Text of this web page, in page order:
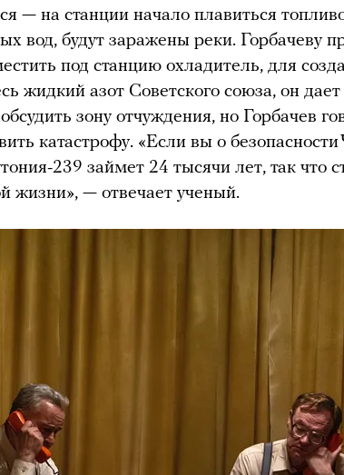
— на станции начало плавиться
вод, будут заражены реки. Горбачеву
под станцию охладитель, для
жидкий азот Советского союза, он дает
зону отчуждения, но Горбачев
катастрофу. «Если вы о
239 займет 24 тысячи лет, так что
жизни», — отвечает ученый.